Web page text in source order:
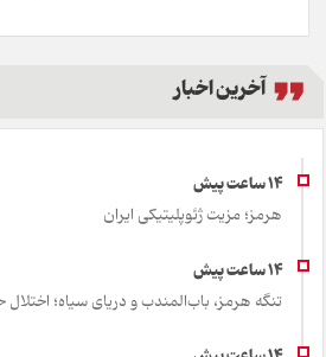
آخرین اخبار
هرمز؛ مزیت ژئوپلیتیکی ایران
تنگه هرمز، باب‌المندب و دریای سیاه؛